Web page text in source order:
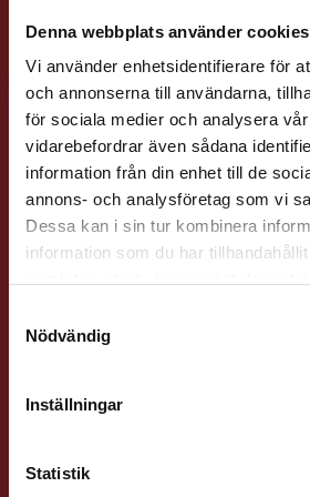
Denna webbplats använder cookies
Vi använder enhetsidentifierare för
och annonserna till användarna,
för sociala medier och analysera
vidarebefordrar även sådana
information från din enhet till de
annons- och analysföretag som vi
Dessa kan i sin tur kombinera
information som du har
Nödvändig
Inställningar
Statistik
Begränsad
Det verkar som att du besöker
studentlitteratur.se via en
Vi erbjuder inte leveranser
att kunna slutföra ett köp måste
Jenny Klang
Läromedelsutvecklare
lättläst